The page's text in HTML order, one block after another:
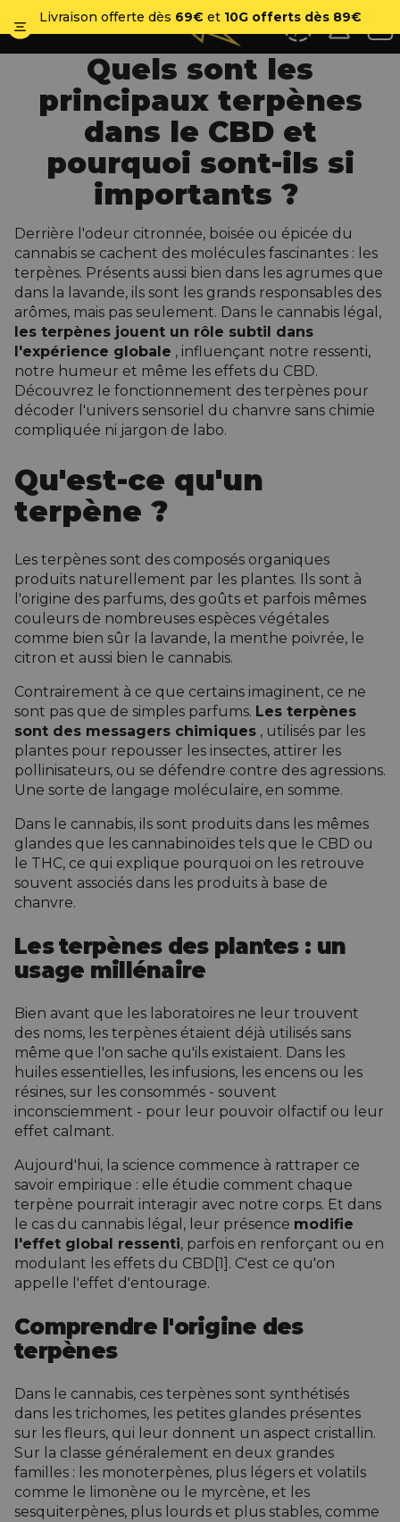
Livraison offerte dès 69€ et 10G offerts dès 89€
Quels sont les
principaux terpènes
dans le CBD et
pourquoi sont-ils si
importants ?
Derrière l'odeur citronnée, boisée ou épicée du
cannabis se cachent des molécules fascinantes : les
terpènes. Présents aussi bien dans les agrumes que
dans la lavande, ils sont les grands responsables des
arômes, mais pas seulement. Dans le cannabis légal,
les terpènes jouent un rôle subtil dans
l'expérience globale , influençant notre ressenti,
notre humeur et même les effets du CBD.
Découvrez le fonctionnement des terpènes pour
décoder l'univers sensoriel du chanvre sans chimie
compliquée ni jargon de labo.
Qu'est-ce qu'un
terpène ?
Les terpènes sont des composés organiques
produits naturellement par les plantes. Ils sont à
l'origine des parfums, des goûts et parfois mêmes
couleurs de nombreuses espèces végétales
comme bien sûr la lavande, la menthe poivrée, le
citron et aussi bien le cannabis.
Contrairement à ce que certains imaginent, ce ne
sont pas que de simples parfums. Les terpènes
sont des messagers chimiques , utilisés par les
plantes pour repousser les insectes, attirer les
pollinisateurs, ou se défendre contre des agressions.
Une sorte de langage moléculaire, en somme.
Dans le cannabis, ils sont produits dans les mêmes
glandes que les cannabinoïdes tels que le CBD ou
le THC, ce qui explique pourquoi on les retrouve
souvent associés dans les produits à base de
chanvre.
Les terpènes des plantes : un
usage millénaire
Bien avant que les laboratoires ne leur trouvent
des noms, les terpènes étaient déjà utilisés sans
même que l'on sache qu'ils existaient. Dans les
huiles essentielles, les infusions, les encens ou les
résines, sur les consommés - souvent
inconsciemment - pour leur pouvoir olfactif ou leur
effet calmant.
Aujourd'hui, la science commence à rattraper ce
savoir empirique : elle étudie comment chaque
terpène pourrait interagir avec notre corps. Et dans
le cas du cannabis légal, leur présence modifie
l'effet global ressenti, parfois en renforçant ou en
modulant les effets du CBD[1]. C'est ce qu'on
appelle l'effet d'entourage.
Comprendre l'origine des
terpènes
Dans le cannabis, ces terpènes sont synthétisés
dans les trichomes, les petites glandes présentes
sur les fleurs, qui leur donnent un aspect cristallin.
Sur la classe généralement en deux grandes
familles : les monoterpènes, plus légers et volatils
comme le limonène ou le myrcène, et les
sesquiterpènes, plus lourds et plus stables, comme